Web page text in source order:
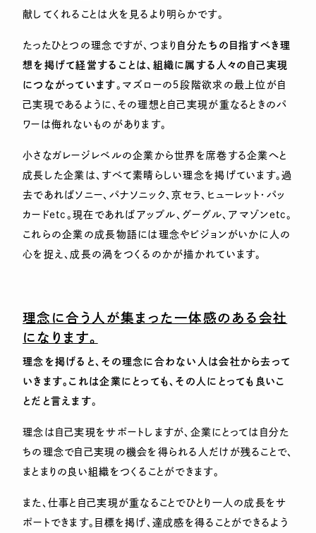
献してくれることは火を見るより明らかです。
たったひとつの理念ですが、つまり 自分たちの目指すべき理
想を掲げて経営することは、組織に属する人々の自己実現
につながっています。マズローの５段階欲求の最上位が自
己実現であるように、その理想と自己実現が重なるときのパ
ワーは侮れないものがあります。
小さなガレージレベルの企業から世界を席巻する企業へと
成長した企業は、すべて素晴らしい理念を掲げています。過
去であればソニー、パナソニック、京セラ、ヒューレット・パッ
カードetc。現在であればアップル、グーグル、アマゾンetc。
これらの企業の成長物語には理念やビジョンがいかに人の
心を捉え、成長の渦をつくるのかが描かれています。
理念に合う人が集まった一体感のある会社
になります。
理念を掲げると、その理念に合わない人は会社から去って
いきます。これは企業にとっても、その人にとっても良いこ
とだと言えます。
理念は自己実現をサポートしますが、企業にとっては自分た
ちの理念で自己実現の機会を得られる人だけが残ることで、
まとまりの良い組織をつくることができます。
また、仕事と自己実現が重なることでひとり一人の成長をサ
ポートできます。目標を掲げ、達成感を得ることができるよう